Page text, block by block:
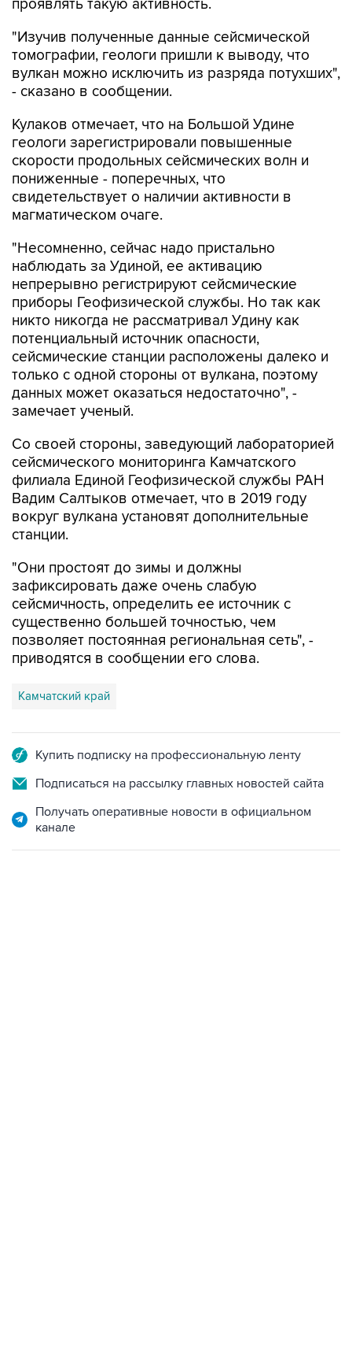
проявлять такую активность.
"Изучив полученные данные сейсмической
томографии, геологи пришли к выводу, что
вулкан можно исключить из разряда потухших",
- сказано в сообщении.
Кулаков отмечает, что на Большой Удине
геологи зарегистрировали повышенные
скорости продольных сейсмических волн и
пониженные - поперечных, что
свидетельствует о наличии активности в
магматическом очаге.
"Несомненно, сейчас надо пристально
наблюдать за Удиной, ее активацию
непрерывно регистрируют сейсмические
приборы Геофизической службы. Но так как
никто никогда не рассматривал Удину как
потенциальный источник опасности,
сейсмические станции расположены далеко и
только с одной стороны от вулкана, поэтому
данных может оказаться недостаточно", -
замечает ученый.
Со своей стороны, заведующий лабораторией
сейсмического мониторинга Камчатского
филиала Единой Геофизической службы РАН
Вадим Салтыков отмечает, что в 2019 году
вокруг вулкана установят дополнительные
станции.
"Они простоят до зимы и должны
зафиксировать даже очень слабую
сейсмичность, определить ее источник с
существенно большей точностью, чем
позволяет постоянная региональная сеть", -
приводятся в сообщении его слова.
Камчатский край
Купить подписку на профессиональную ленту
Подписаться на рассылку главных новостей сайта
Получать оперативные новости в официальном
канале